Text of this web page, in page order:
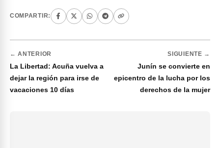
COMPARTIR:
← ANTERIOR
La Libertad: Acuña vuelva a
dejar la región para irse de
vacaciones 10 días
SIGUIENTE →
Junín se convierte en
epicentro de la lucha por los
derechos de la mujer